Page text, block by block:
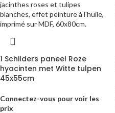
1 Schilders paneel Roze
hyacinten met Witte tulpen
45x55cm
Connectez-vous pour voir les
prix